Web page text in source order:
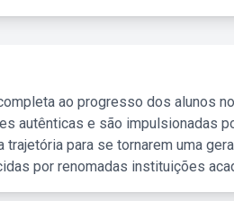
ao progresso dos alunos
autênticas e são impulsionadas
para se tornarem uma
por renomadas instituições